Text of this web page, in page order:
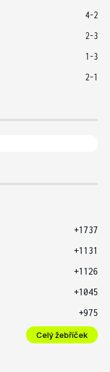
4-2
2-3
1-3
2-1
+1737
+1131
+1126
+1045
+975
Celý žebříček